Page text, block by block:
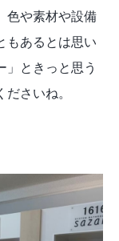
色や素材や設備
もあるとは思い
」ときっと思う
さいね。